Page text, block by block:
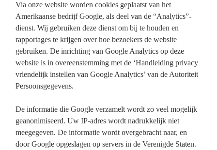
Via onze website worden cookies geplaatst van het
Amerikaanse bedrijf Google, als deel van de “Analytics”-
dienst. Wij gebruiken deze dienst om bij te houden en
rapportages te krijgen over hoe bezoekers de website
gebruiken. De inrichting van Google Analytics op deze
website is in overeenstemming met de ‘Handleiding privacy
vriendelijk instellen van Google Analytics’ van de Autoriteit
Persoonsgegevens.
De informatie die Google verzamelt wordt zo veel mogelijk
geanonimiseerd. Uw IP-adres wordt nadrukkelijk niet
meegegeven. De informatie wordt overgebracht naar, en
door Google opgeslagen op servers in de Verenigde Staten.